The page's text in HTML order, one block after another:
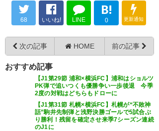
イバ。
68 いいね! LINE
B!
0 更新通知
次の記事 HOME 前の記事
おすすめ記事
【J1第29節 浦和×横浜FC】浦和はショルツ
PK弾で追いつくも優勝争い一歩後退 今季
2度の対戦はどちらもドローに
【J1第31節 札幌×横浜FC】札幌が“不敗神
話”駒井先制弾と浅野決勝ゴールで5試合ぶ
り勝利！残留を確定させ来季7シーズン連続
のJ1に